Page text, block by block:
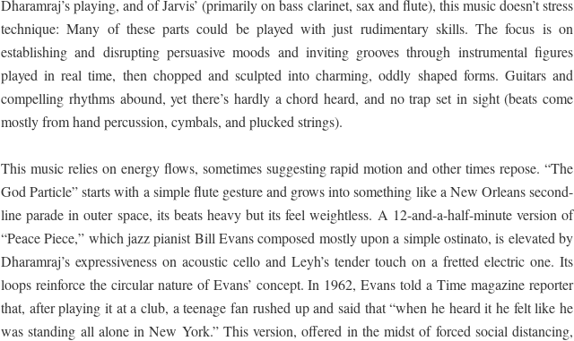
Dharamraj’s playing, and of Jarvis’ (primarily on bass clarinet, sax and flute), this music doesn’t stress
technique: Many of these parts could be played with just rudimentary skills. The focus is on
establishing and disrupting persuasive moods and inviting grooves through instrumental figures
played in real time, then chopped and sculpted into charming, oddly shaped forms. Guitars and
compelling rhythms abound, yet there’s hardly a chord heard, and no trap set in sight (beats come
mostly from hand percussion, cymbals, and plucked strings).
This music relies on energy flows, sometimes suggesting rapid motion and other times repose. “The
God Particle” starts with a simple flute gesture and grows into something like a New Orleans second-
line parade in outer space, its beats heavy but its feel weightless. A 12-and-a-half-minute version of
“Peace Piece,” which jazz pianist Bill Evans composed mostly upon a simple ostinato, is elevated by
Dharamraj’s expressiveness on acoustic cello and Leyh’s tender touch on a fretted electric one. Its
loops reinforce the circular nature of Evans’ concept. In 1962, Evans told a Time magazine reporter
that, after playing it at a club, a teenage fan rushed up and said that “when he heard it he felt like he
was standing all alone in New York.” This version, offered in the midst of forced social distancing,